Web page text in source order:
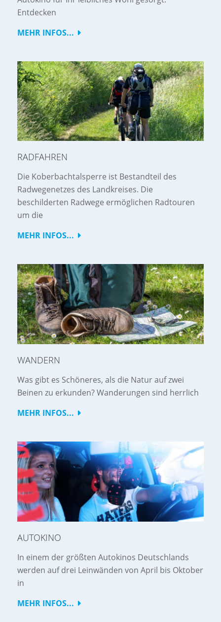
Entdecken
MEHR INFOS...
RADFAHREN
Die Koberbachtalsperre ist Bestandteil des
Radwegenetzes des Landkreises. Die
beschilderten Radwege ermöglichen Radtouren
um die
MEHR INFOS...
WANDERN
Was gibt es Schöneres, als die Natur auf zwei
Beinen zu erkunden? Wanderungen sind herrlich
MEHR INFOS...
AUTOKINO
In einem der größten Autokinos Deutschlands
werden auf drei Leinwänden von April bis Oktober
in
MEHR INFOS...